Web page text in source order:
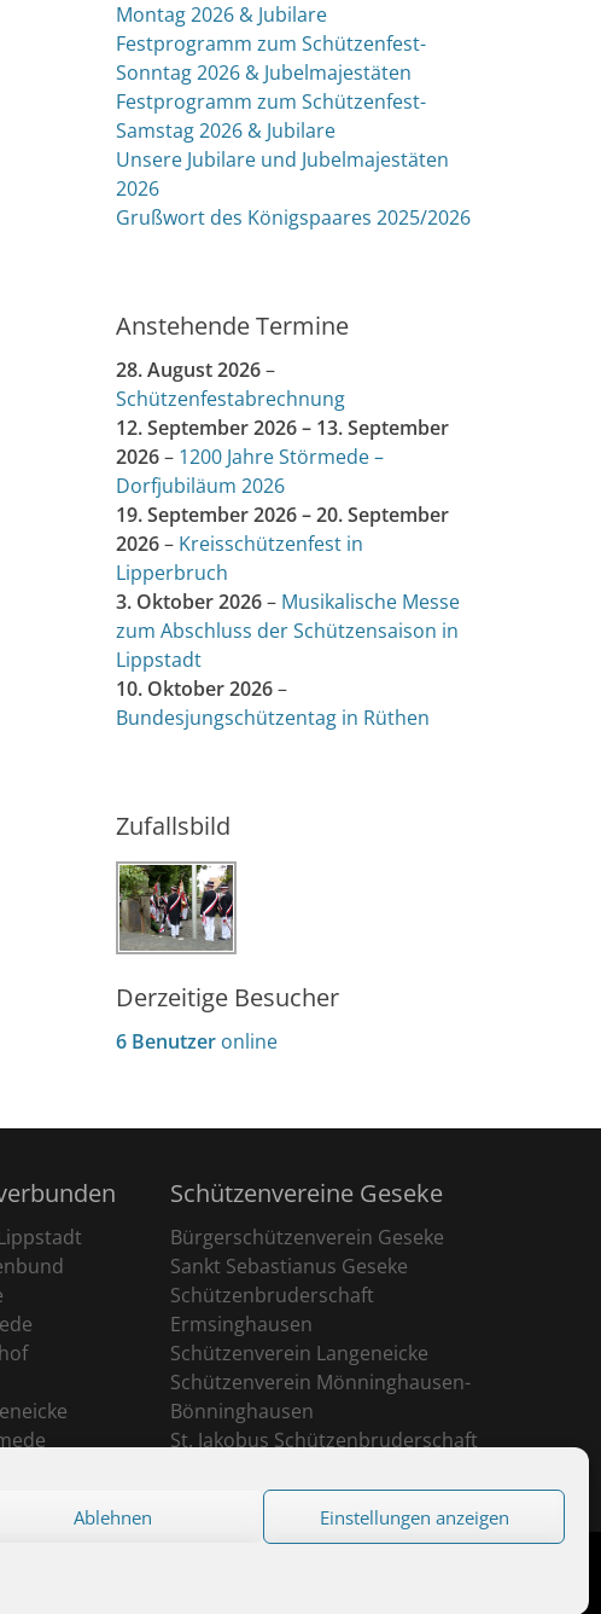
Ablehnen Einstellungen anzeigen
Montag 2026 & Jubilare
Festprogramm zum Schützenfest-
Sonntag 2026 & Jubelmajestäten
Festprogramm zum Schützenfest-
Samstag 2026 & Jubilare
Unsere Jubilare und Jubelmajestäten
2026
Grußwort des Königspaares 2025/2026
Anstehende Termine
28. August 2026–
Schützenfestabrechnung
12. September 2026– 13. September
2026– 1200 Jahre Störmede –
Dorfjubiläum 2026
19. September 2026–20. September
2026– Kreisschützenfest in
Lipperbruch
3. Oktober 2026– Musikalische Messe
zum Abschluss der Schützensaison in
Lippstadt
10. Oktober 2026–
Bundesjungschützentag in Rüthen
Zufallsbild
Derzeitige Besucher
6 Benutzer online
Schützenvereine Geseke
Bürgerschützenverein Geseke
Sankt Sebastianus Geseke
Schützenbruderschaft
Ermsinghausen
Schützenverein Langeneicke
Schützenverein Mönninghausen-
Bönninghausen
St. Jakobus Schützenbruderschaft